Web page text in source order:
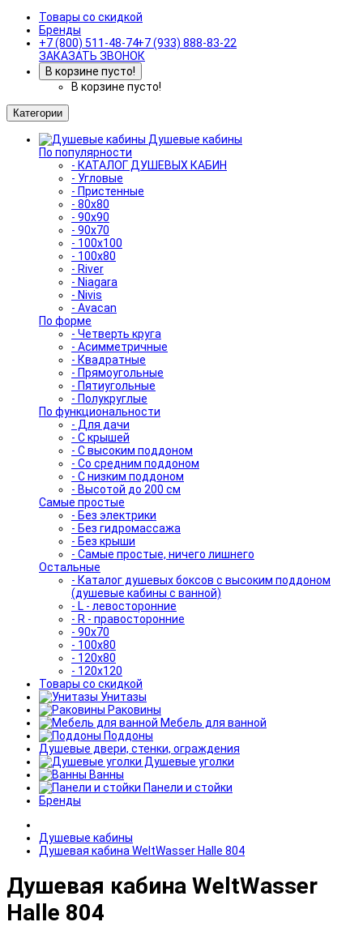
Товары со скидкой
Бренды
+7 (800) 511-48-74+7 (933) 888-83-22
ЗАКАЗАТЬ ЗВОНОК
В корзине пусто!
В корзине пусто!
Категории
Душевые кабины
По популярности
- КАТАЛОГ ДУШЕВЫХ КАБИН
- Угловые
- Пристенные
- 80x80
- 90x90
- 90x70
- 100x100
- 100x80
- River
- Niagara
- Nivis
- Avacan
По форме
- Четверть круга
- Асимметричные
- Квадратные
- Прямоугольные
- Пятиугольные
- Полукруглые
По функциональности
- Для дачи
- С крышей
- С высоким поддоном
- Со средним поддоном
- С низким поддоном
- Высотой до 200 см
Самые простые
- Без электрики
- Без гидромассажа
- Без крыши
- Самые простые, ничего лишнего
Остальные
- Каталог душевых боксов с высоким поддоном
(душевые кабины с ванной)
- L - левосторонние
- R - правосторонние
- 90x70
- 100x80
- 120x80
- 120x120
Товары со скидкой
Унитазы
Раковины
Мебель для ванной
Поддоны
Душевые двери, стенки, ограждения
Душевые уголки
Ванны
Панели и стойки
Бренды
Душевые кабины
Душевая кабина WeltWasser Halle 804
Душевая кабина WeltWasser
Halle 804